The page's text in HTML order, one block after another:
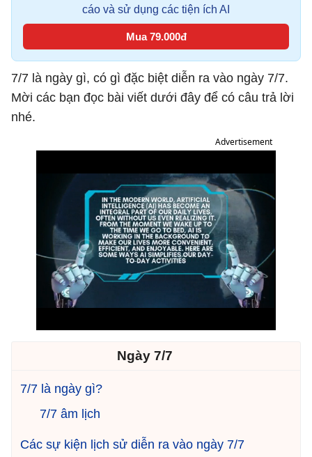
cáo và sử dụng các tiện ích AI
Mua 79.000đ
7/7 là ngày gì, có gì đặc biệt diễn ra vào ngày 7/7.
Mời các bạn đọc bài viết dưới đây để có câu trả lời
nhé.
Advertisement
Ngày 7/7
7/7 là ngày gì?
7/7 âm lịch
Các sự kiện lịch sử diễn ra vào ngày 7/7